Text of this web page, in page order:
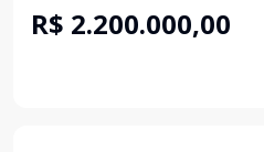
R$ 2.200.000,00